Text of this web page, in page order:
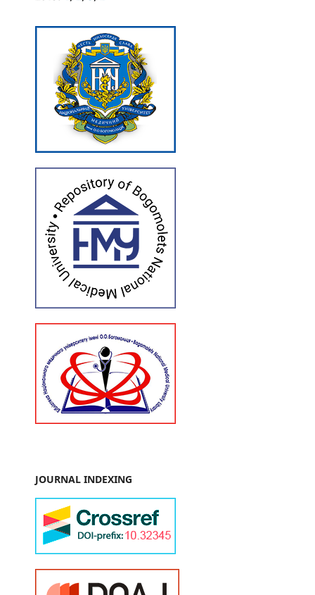
JOURNAL INDEXING